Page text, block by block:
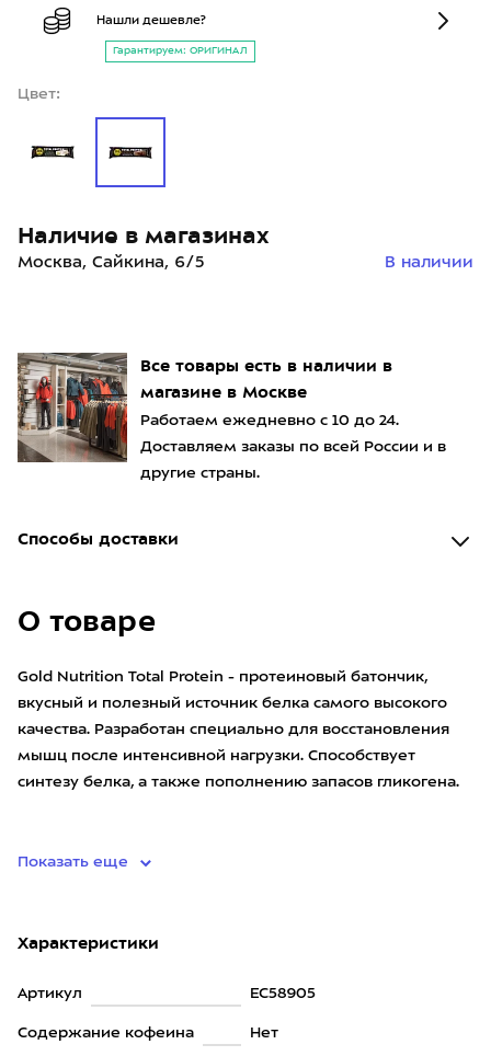
Все товары есть в наличии в
магазине в Москве
Работаем ежедневно с 10 до 24.
Доставляем заказы по всей России и в
другие страны.
Способы доставки
О товаре
Gold Nutrition Total Protein - протеиновый батончик,
вкусный и полезный источник белка самого высокого
качества. Разработан специально для восстановления
мышц после интенсивной нагрузки. Способствует
синтезу белка, а также пополнению запасов гликогена.
Показать еще
Характеристики
Артикул EC58905
Содержание кофеина Нет
Нашли дешевле?
Гарантируем: ОРИГИНАЛ
Цвет:
Наличие в магазинах
Москва, Сайкина, 6/5 В наличии